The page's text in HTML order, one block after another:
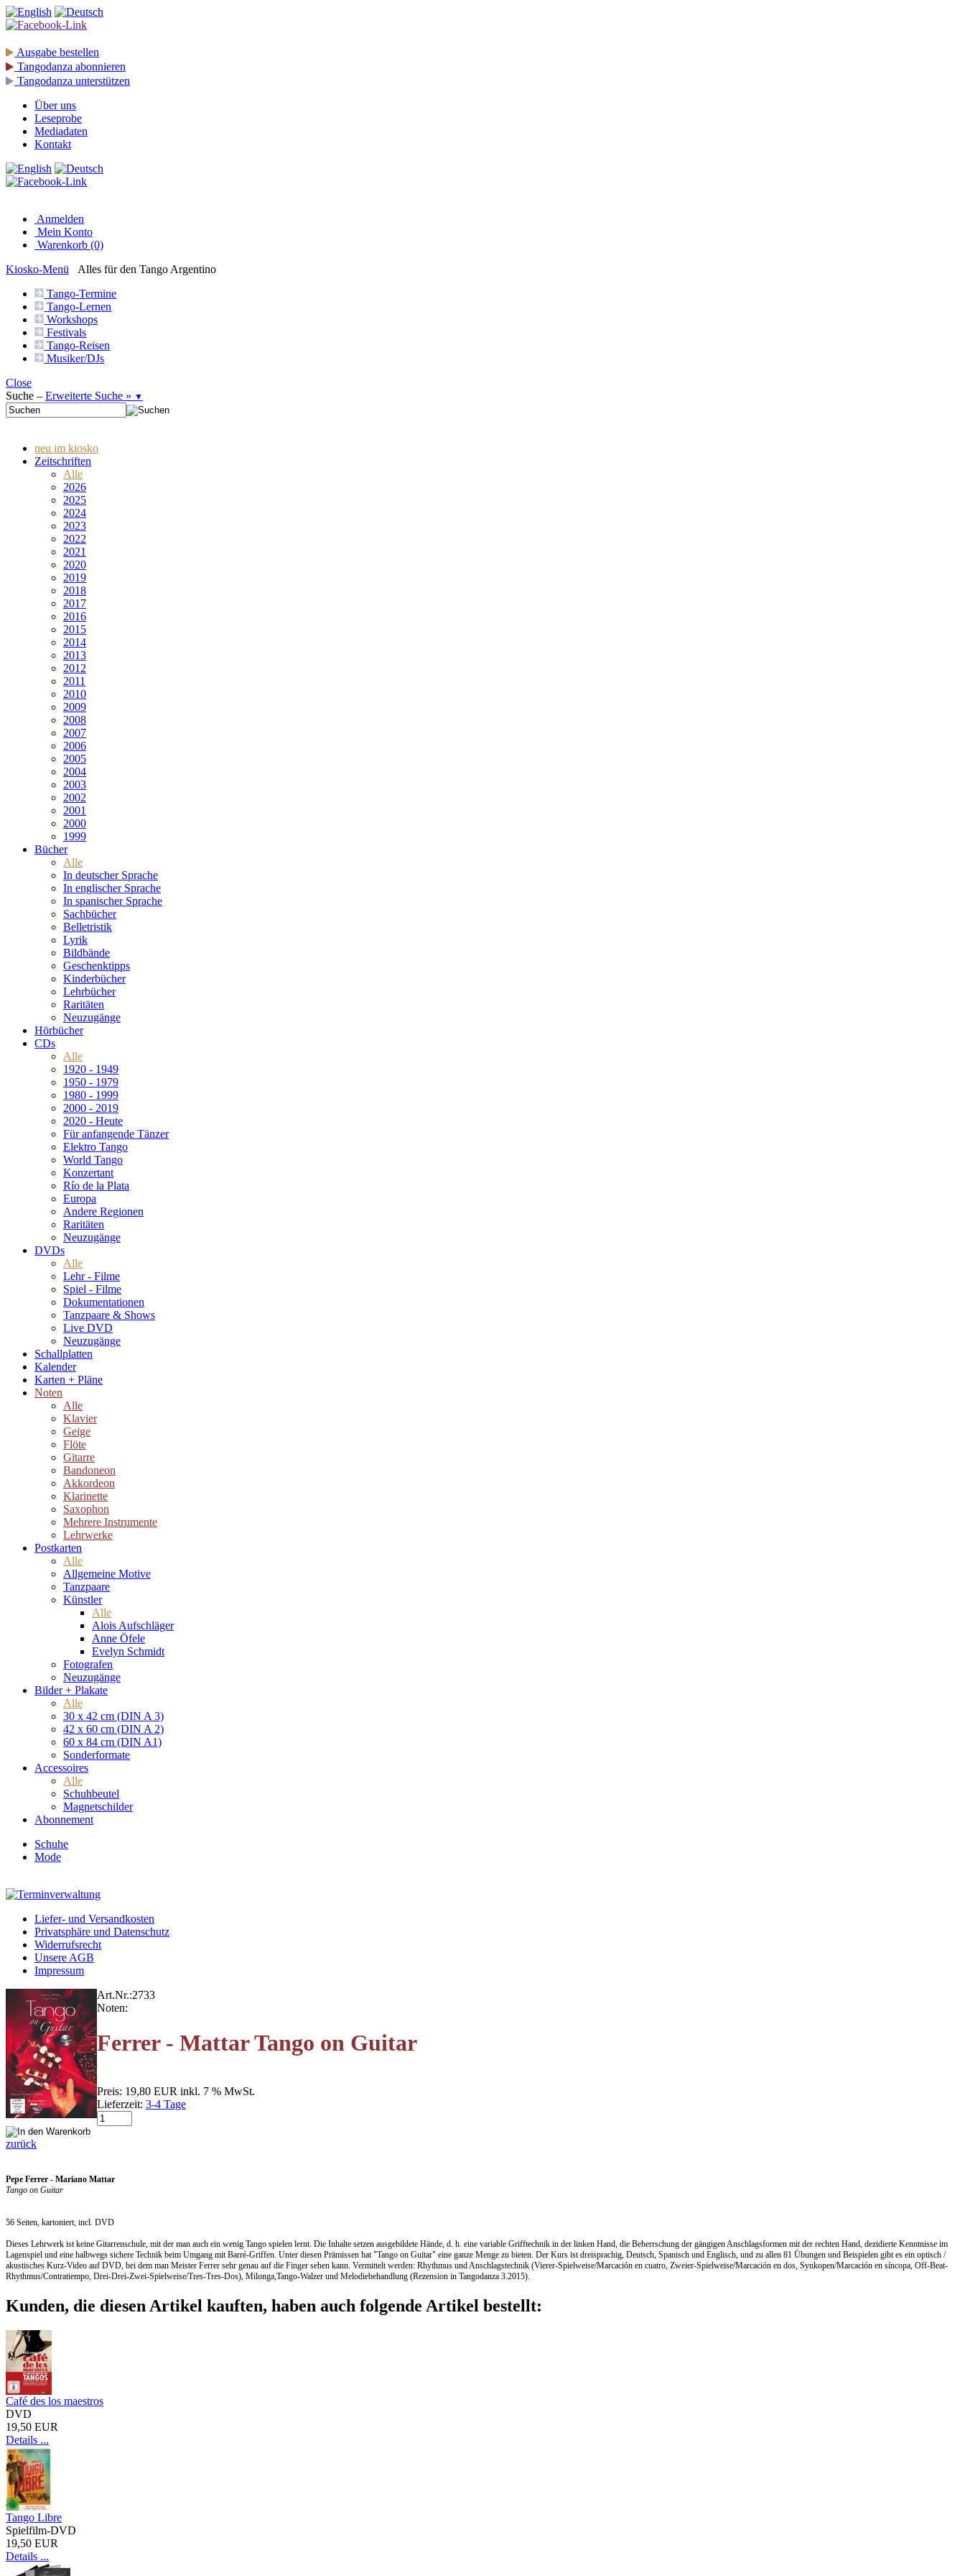
Ausgabe bestellen
Tangodanza abonnieren
Tangodanza unterstützen
Über uns
Leseprobe
Mediadaten
Kontakt
Anmelden
Mein Konto
Warenkorb (0)
Kiosko-Menü
Alles für den Tango Argentino
Tango-Termine
Tango-Lernen
Workshops
Festivals
Tango-Reisen
Musiker/DJs
Close
Suche – Erweiterte Suche » ▼
neu im kiosko
Zeitschriften
Alle
2026
2025
2024
2023
2022
2021
2020
2019
2018
2017
2016
2015
2014
2013
2012
2011
2010
2009
2008
2007
2006
2005
2004
2003
2002
2001
2000
1999
Bücher
Alle
In deutscher Sprache
In englischer Sprache
In spanischer Sprache
Sachbücher
Belletristik
Lyrik
Bildbände
Geschenktipps
Kinderbücher
Lehrbücher
Raritäten
Neuzugänge
Hörbücher
CDs
Alle
1920 - 1949
1950 - 1979
1980 - 1999
2000 - 2019
2020 - Heute
Für anfangende Tänzer
Elektro Tango
World Tango
Konzertant
Río de la Plata
Europa
Andere Regionen
Raritäten
Neuzugänge
DVDs
Alle
Lehr - Filme
Spiel - Filme
Dokumentationen
Tanzpaare & Shows
Live DVD
Neuzugänge
Schallplatten
Kalender
Karten + Pläne
Noten
Alle
Klavier
Geige
Flöte
Gitarre
Bandoneon
Akkordeon
Klarinette
Saxophon
Mehrere Instrumente
Lehrwerke
Postkarten
Alle
Allgemeine Motive
Tanzpaare
Künstler
Alle
Alois Aufschläger
Anne Öfele
Evelyn Schmidt
Fotografen
Neuzugänge
Bilder + Plakate
Alle
30 x 42 cm (DIN A 3)
42 x 60 cm (DIN A 2)
60 x 84 cm (DIN A1)
Sonderformate
Accessoires
Alle
Schuhbeutel
Magnetschilder
Abonnement
Schuhe
Mode
Liefer- und Versandkosten
Privatsphäre und Datenschutz
Widerrufsrecht
Unsere AGB
Impressum
Art.Nr.:2733
Noten:
Ferrer - Mattar Tango on Guitar
Preis: 19,80 EUR inkl. 7 % MwSt.
Lieferzeit: 3-4 Tage
zurück
Pepe Ferrer - Mariano Mattar
Tango on Guitar
56 Seiten, kartoniert, incl. DVD
Dieses Lehrwerk ist keine Gitarrenschule, mit der man auch ein wenig Tango spielen lernt. Die Inhalte setzen ausgebildete Hände, d. h. eine variable Grifftechnik in der linken Hand, die Beherrschung der gängigen Anschlagsformen mit der rechten Hand, dezidierte Kenntnisse im
Lagenspiel und eine halbwegs sichere Technik beim Umgang mit Barré-Griffen. Unter diesen Prämissen hat "Tango on Guitar" eine ganze Menge zu bieten. Der Kurs ist dreisprachig, Deutsch, Spanisch und Englisch, und zu allen 81 Übungen und Beispielen gibt es ein optisch /
akustisches Kurz-Video auf DVD, bei dem man Meister Ferrer sehr genau auf die Finger sehen kann. Vermittelt werden: Rhythmus und Anschlagstechnik (Vierer-Spielweise/Marcación en cuatro, Zweier-Spielweise/Marcación en dos, Synkopen/Marcación en síncopa, Off-Beat-
Rhythmus/Contratiempo, Drei-Drei-Zwei-Spielweise/Tres-Tres-Dos), Milonga,Tango-Walzer und Melodiebehandlung (Rezension in Tangodanza 3.2015).
Kunden, die diesen Artikel kauften, haben auch folgende Artikel bestellt:
Café des los maestros
DVD
19,50 EUR
Details ...
Tango Libre
Spielfilm-DVD
19,50 EUR
Details ...